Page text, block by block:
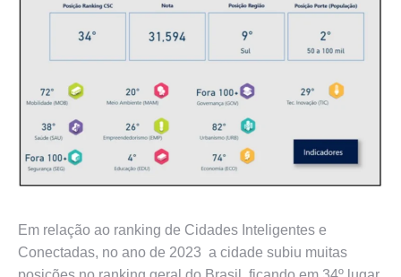
Em relação ao ranking de Cidades Inteligentes e
Conectadas, no ano de 2023 a cidade subiu muitas